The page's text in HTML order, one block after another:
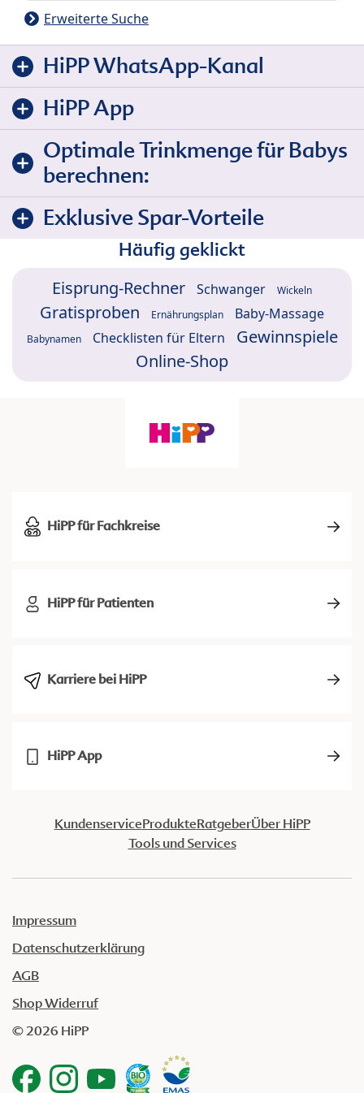
Erweiterte Suche
HiPP WhatsApp-Kanal
HiPP App
Optimale Trinkmenge für Babys
berechnen:
Exklusive Spar-Vorteile
Häufig geklickt
Eisprung-Rechner Schwanger Wickeln
Gratisproben Ernährungsplan Baby-Massage
Babynamen Checklisten für Eltern
Gewinnspiele
Online-Shop
HiPP für Fachkreise
HiPP für Patienten
Karriere bei HiPP
HiPP App
KundenserviceProdukteRatgeberÜber HiPP
Tools und Services
Impressum
Datenschutzerklärung
AGB
Shop Widerruf
© 2026 HiPP